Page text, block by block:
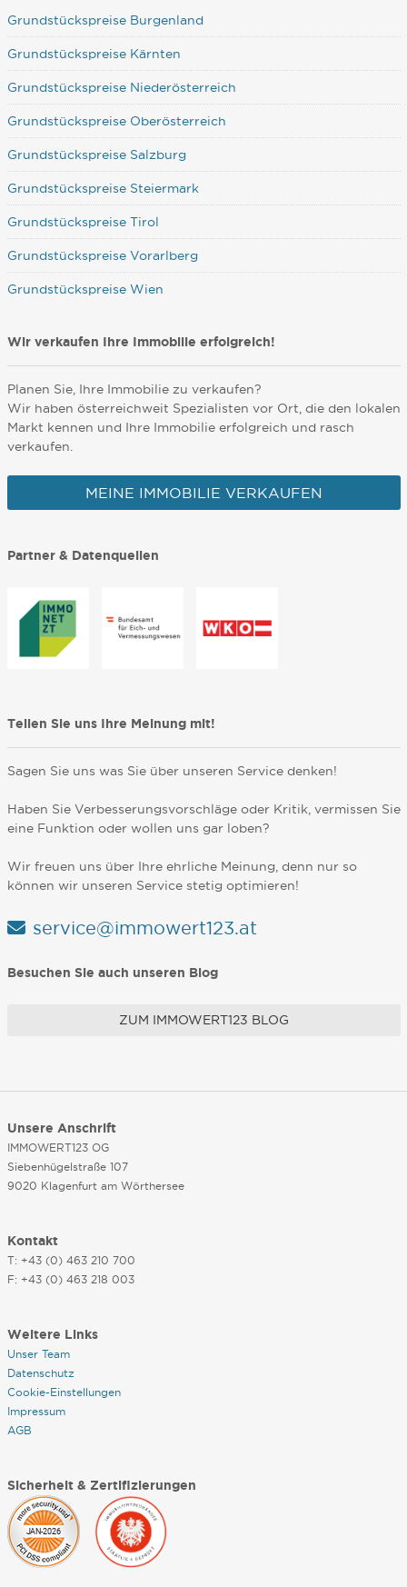
Grundstückspreise Burgenland
Grundstückspreise Kärnten
Grundstückspreise Niederösterreich
Grundstückspreise Oberösterreich
Grundstückspreise Salzburg
Grundstückspreise Steiermark
Grundstückspreise Tirol
Grundstückspreise Vorarlberg
Grundstückspreise Wien
Wir verkaufen Ihre Immobilie erfolgreich!
Planen Sie, Ihre Immobilie zu verkaufen?
Wir haben österreichweit Spezialisten vor Ort, die den lokalen
Markt kennen und Ihre Immobilie erfolgreich und rasch
verkaufen.
MEINE IMMOBILIE VERKAUFEN
Partner & Datenquellen
Teilen Sie uns Ihre Meinung mit!
Sagen Sie uns was Sie über unseren Service denken!
Haben Sie Verbesserungsvorschläge oder Kritik, vermissen Sie
eine Funktion oder wollen uns gar loben?
Wir freuen uns über Ihre ehrliche Meinung, denn nur so
können wir unseren Service stetig optimieren!
service@immowert123.at
Besuchen Sie auch unseren Blog
ZUM IMMOWERT123 BLOG
Unsere Anschrift
IMMOWERT123 OG
Siebenhügelstraße 107
9020 Klagenfurt am Wörthersee
Kontakt
T: +43 (0) 463 210 700
F: +43 (0) 463 218 003
Weitere Links
Unser Team
Datenschutz
Cookie-Einstellungen
Impressum
AGB
Sicherheit & Zertifizierungen